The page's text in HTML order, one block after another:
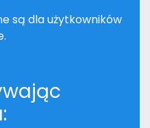
są dla użytkowników